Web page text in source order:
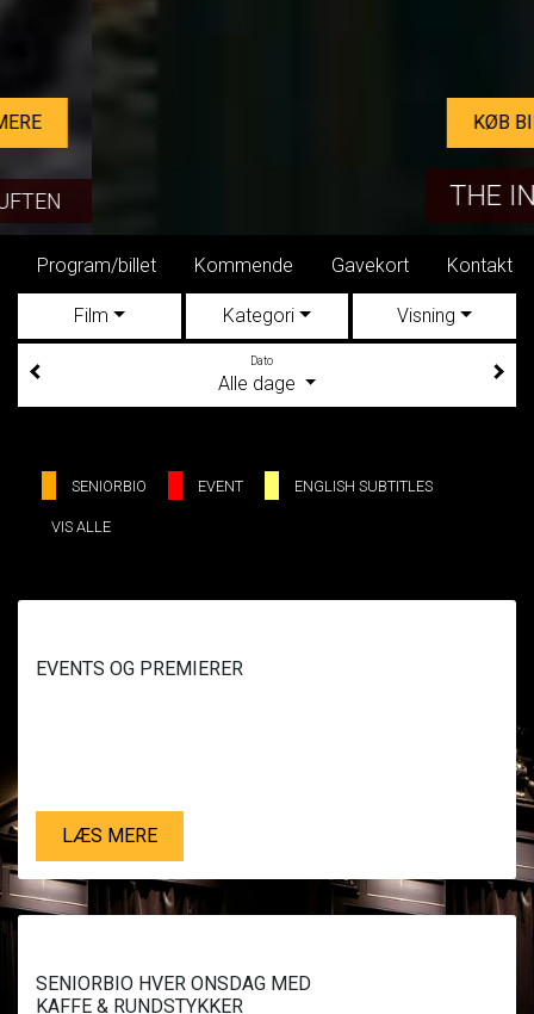
THE INVITE
KØB BILLET
Program/billet Kommende Gavekort Kontakt
Film Kategori Visning
Dato
Alle dage
SENIORBIO EVENT ENGLISH SUBTITLES
VIS ALLE
EVENTS OG PREMIERER
LÆS MERE
SENIORBIO HVER ONSDAG MED
KAFFE & RUNDSTYKKER